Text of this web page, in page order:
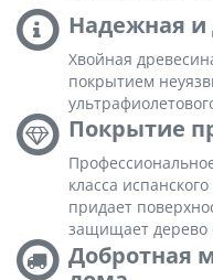
Надежная и
Хвойная
покрытием
Покрытие
класса
придает
защищает дерево
Добротная